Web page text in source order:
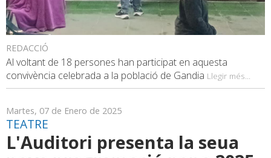
REDACCIÓ
Al voltant de 18 persones han participat en aquesta
convivència celebrada a la població de Gandia Llegir més...
Martes, 07 de Enero de 2025
TEATRE
L'Auditori presenta la seua